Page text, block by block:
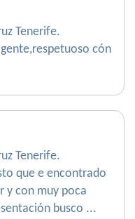
Tenerife.
cón
Tenerife.
que e encontrado
y con muy poca
busco ...